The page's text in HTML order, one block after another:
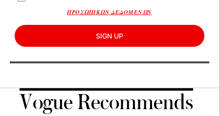
ΠΡΟΣΩΠΙΚΩΝ ΔΕΔΟΜΕΝΩΝ
SIGN UP
Vogue Recommends